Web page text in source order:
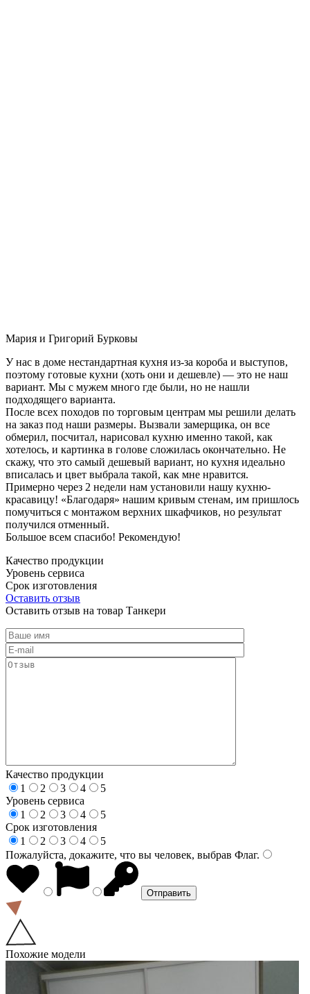
Мария и Григорий Бурковы
У нас в доме нестандартная кухня из-за короба и выступов,
поэтому готовые кухни (хоть они и дешевле) — это не наш
вариант. Мы с мужем много где были, но не нашли
подходящего варианта.
После всех походов по торговым центрам мы решили делать
на заказ под наши размеры. Вызвали замерщика, он все
обмерил, посчитал, нарисовал кухню именно такой, как
хотелось, и картинка в голове сложилась окончательно. Не
скажу, что это самый дешевый вариант, но кухня идеально
вписалась и цвет выбрала такой, как мне нравится.
Примерно через 2 недели нам установили нашу кухню-
красавицу! «Благодаря» нашим кривым стенам, им пришлось
помучиться с монтажом верхних шкафчиков, но результат
получился отменный.
Большое всем спасибо! Рекомендую!
Качество продукции
Уровень сервиса
Срок изготовления
Оставить отзыв
Оставить отзыв на товар Танкери
Качество продукции
1
2 3 4
5
Уровень сервиса
1
2 3 4
5
Срок изготовления
1
2 3 4
5
Пожалуйста, докажите, что вы человек, выбрав Флаг.
Похожие модели